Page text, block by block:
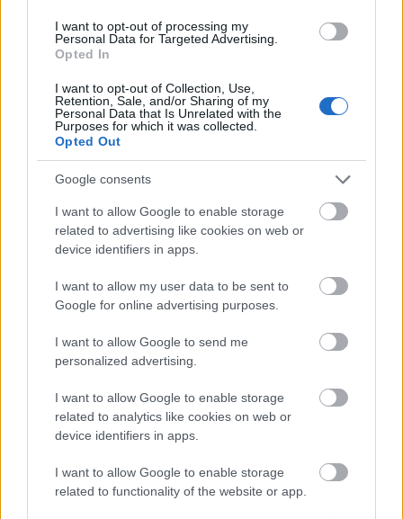
I want to opt-out of processing my
Personal Data for Targeted Advertising.
Opted In
I want to opt-out of Collection, Use,
Retention, Sale, and/or Sharing of my
Personal Data that Is Unrelated with the
Purposes for which it was collected.
Opted Out
Google consents
I want to allow Google to enable storage
related to advertising like cookies on web or
device identifiers in apps.
I want to allow my user data to be sent to
Google for online advertising purposes.
I want to allow Google to send me
personalized advertising.
I want to allow Google to enable storage
related to analytics like cookies on web or
device identifiers in apps.
I want to allow Google to enable storage
related to functionality of the website or app.
Οι εικόνες που κυκλοφόρησαν τώρα δείχνουν διάφορα